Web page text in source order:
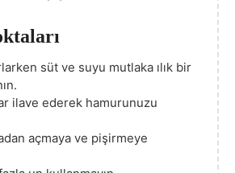
süt ve suyu mutlaka ılık bir
ilave ederek hamurunuzu
açmaya ve pişirmeye